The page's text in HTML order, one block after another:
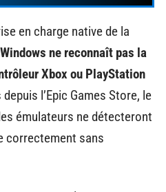
en charge native de la
Windows ne reconnaît pas la
Xbox ou PlayStation
l’Epic Games Store, le
émulateurs ne détecteront
correctement sans